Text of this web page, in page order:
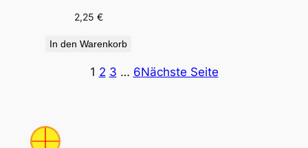
2,25 €
In den Warenkorb
1 2 3 … 6Nächste Seite